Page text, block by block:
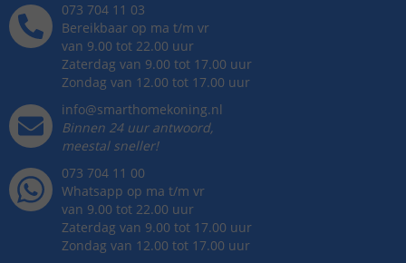
073 704 11 03
Bereikbaar op ma t/m vr
van 9.00 tot 22.00 uur
Zaterdag van 9.00 tot 17.00 uur
Zondag van 12.00 tot 17.00 uur
info@smarthomekoning.nl
Binnen 24 uur antwoord,
meestal sneller!
073 704 11 00
Whatsapp op ma t/m vr
van 9.00 tot 22.00 uur
Zaterdag van 9.00 tot 17.00 uur
Zondag van 12.00 tot 17.00 uur